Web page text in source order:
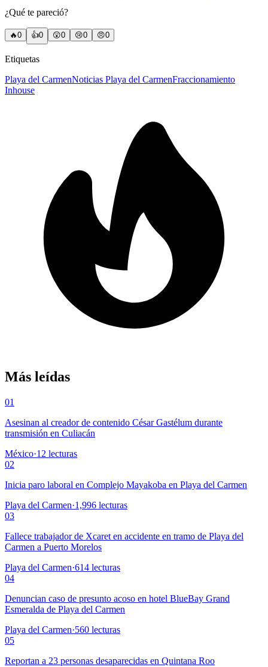
¿Qué te pareció?
🔥0 👍0 😲0 😢0 😠0
Etiquetas
Playa del CarmenNoticias Playa del CarmenFraccionamiento
Inhouse
Más leídas
01
Asesinan al creador de contenido César Gastélum durante
transmisión en Culiacán
México·12 lecturas
02
Inicia paro laboral en Complejo Mayakoba en Playa del Carmen
Playa del Carmen·1,996 lecturas
03
Fallece trabajador de Xcaret en accidente en tramo de Playa del
Carmen a Puerto Morelos
Playa del Carmen·614 lecturas
04
Denuncian caso de presunto acoso en hotel BlueBay Grand
Esmeralda de Playa del Carmen
Playa del Carmen·560 lecturas
05
Reportan a 23 personas desaparecidas en Quintana Roo